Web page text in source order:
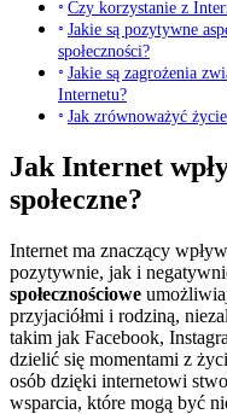
Czy korzystanie z
Jakie są pozytywne
społeczności?
Jakie są zagrożenia
Internetu?
Jak zrównoważyć
Jak Internet
społeczne?
Internet ma znaczący
pozytywnie, jak i
społecznościowe
przyjaciółmi i rodziną,
takim jak Facebook,
dzielić się momentami z
osób dzięki internetowi
wsparcia, które mogą być